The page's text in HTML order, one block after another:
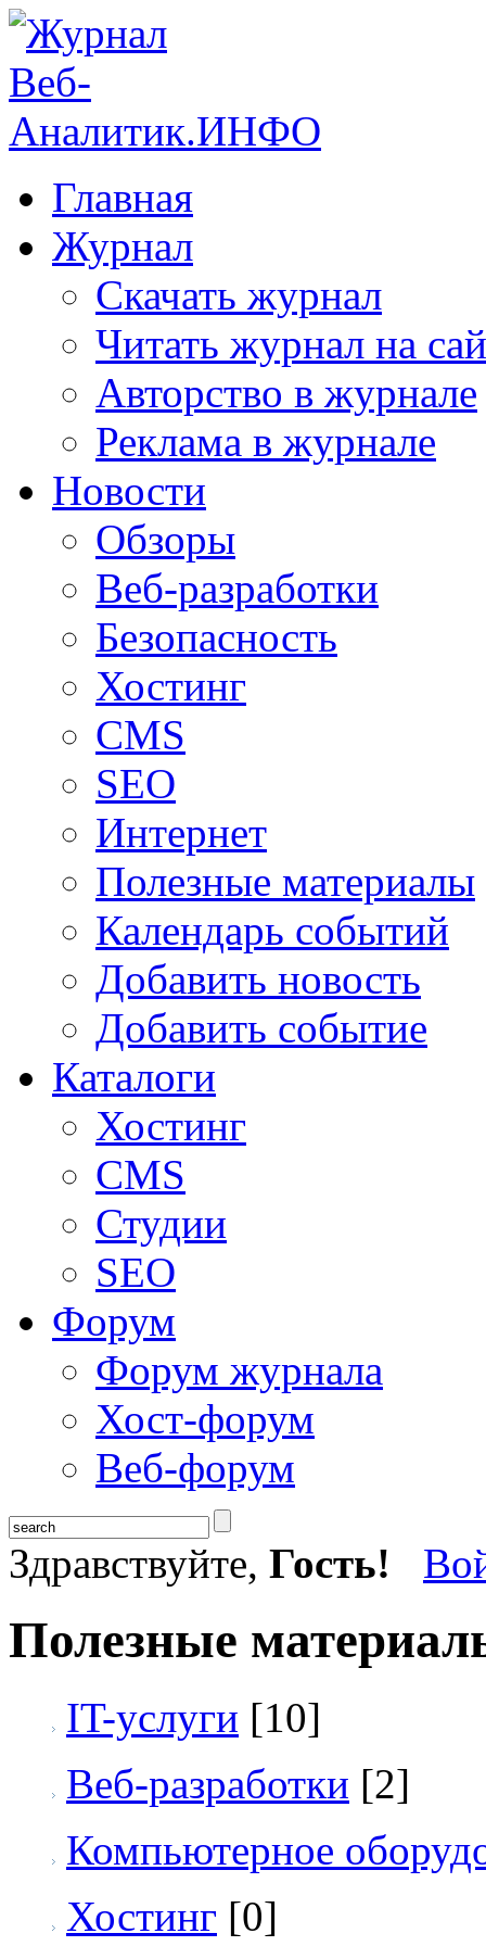
Главная
Журнал
Скачать журнал
Читать журнал на
Авторство в журнале
Реклама в журнале
Новости
Обзоры
Веб-разработки
Безопасность
Хостинг
CMS
SEO
Интернет
Полезные материалы
Календарь событий
Добавить новость
Добавить событие
Каталоги
Хостинг
CMS
Студии
SEO
Форум
Форум журнала
Хост-форум
Веб-форум
Здравствуйте, Гость!
Полезные
IT-услуги [10]
Веб-разработки [2]
Компьютерное
Хостинг [0]